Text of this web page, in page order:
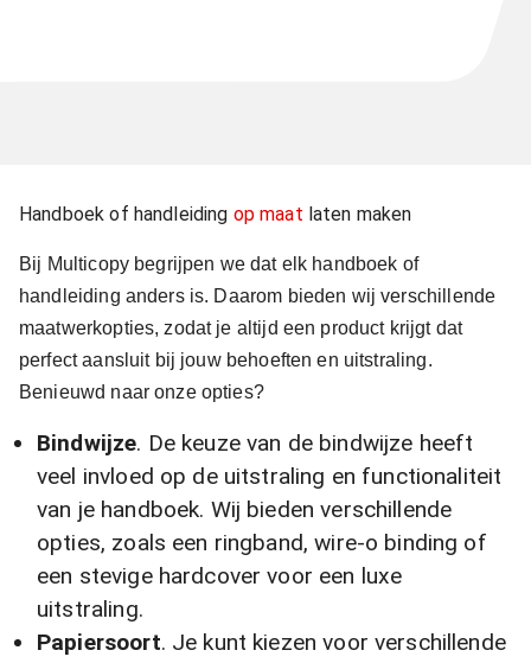
Handboek of handleiding op maat laten maken
Bij Multicopy begrijpen we dat elk handboek of
handleiding anders is. Daarom bieden wij verschillende
maatwerkopties, zodat je altijd een product krijgt dat
perfect aansluit bij jouw behoeften en uitstraling.
Benieuwd naar onze opties?
Bindwijze. De keuze van de bindwijze heeft
veel invloed op de uitstraling en functionaliteit
van je handboek. Wij bieden verschillende
opties, zoals een ringband, wire-o binding of
een stevige hardcover voor een luxe
uitstraling.
Papiersoort. Je kunt kiezen voor verschillende